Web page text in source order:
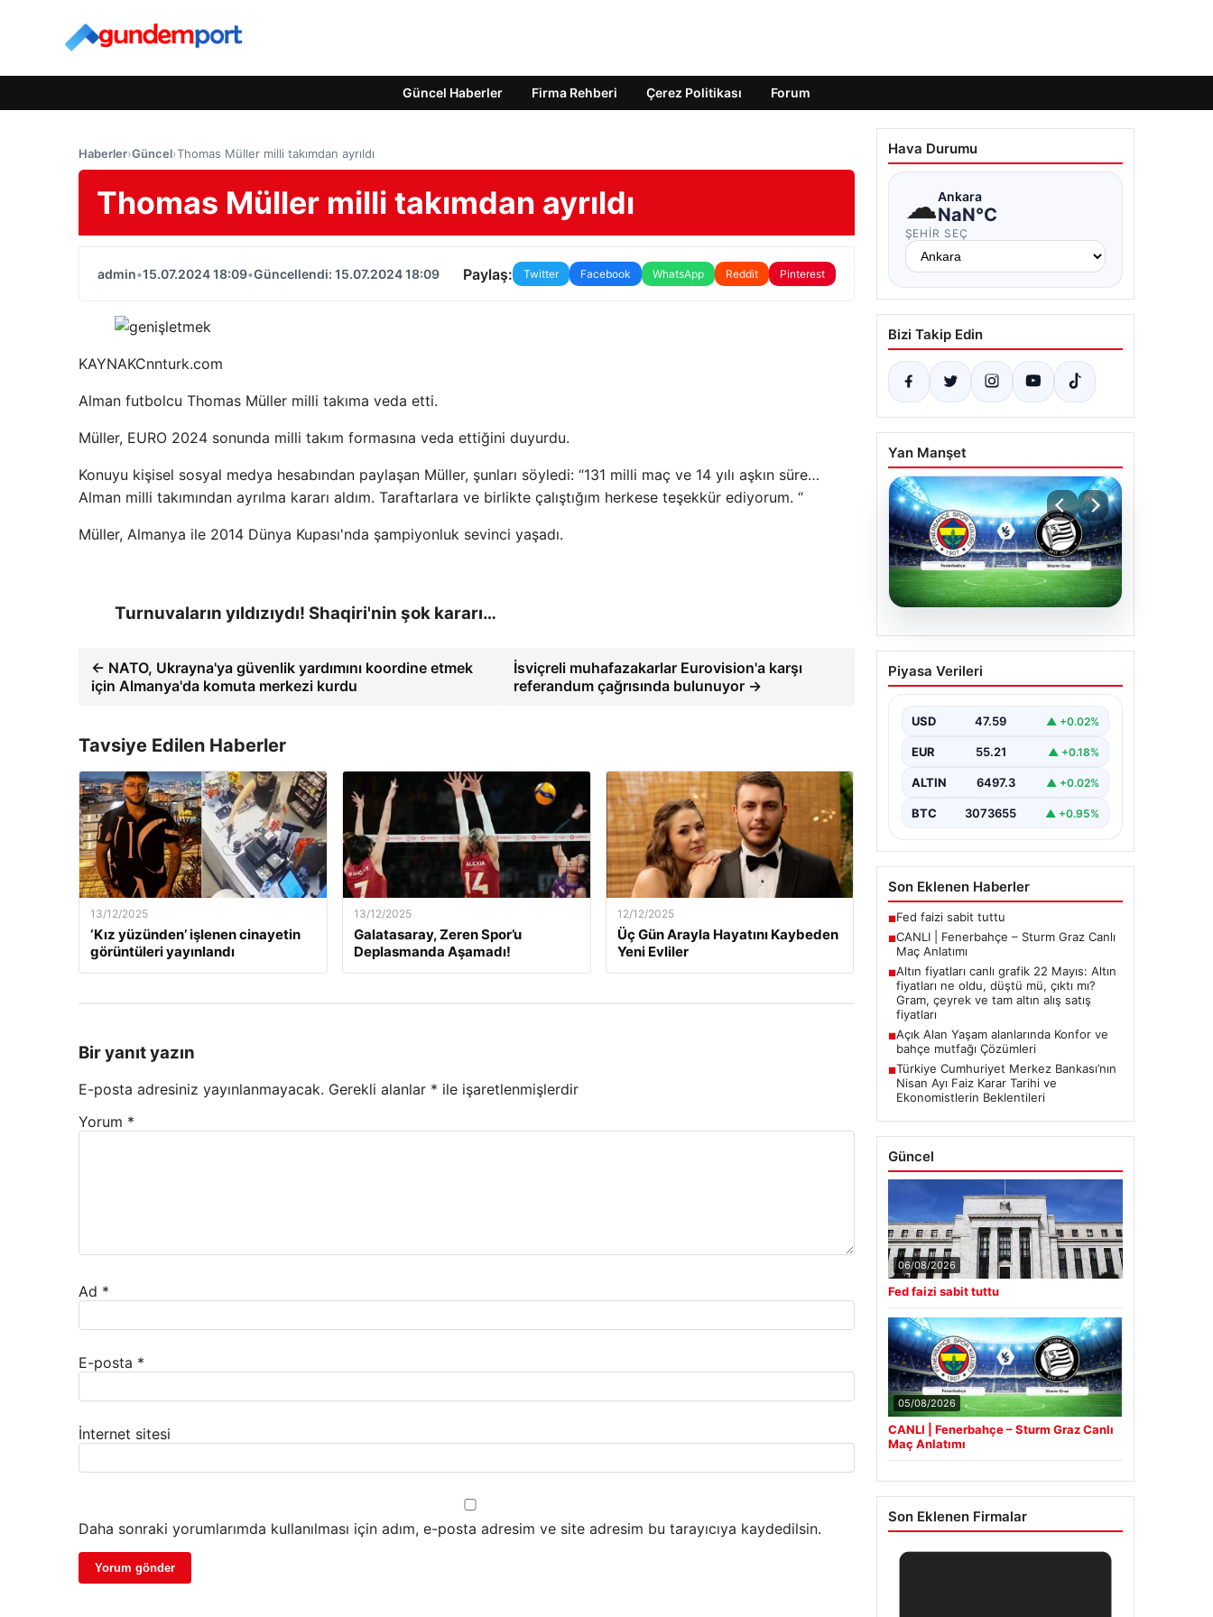
Güncel Haberler Firma Rehberi Çerez Politikası Forum
Haberler›Güncel›Thomas Müller milli takımdan ayrıldı
Thomas Müller milli takımdan ayrıldı
admin•15.07.2024 18:09•Güncellendi: 15.07.2024 18:09 Paylaş: Twitter Facebook WhatsApp Reddit Pinterest
KAYNAKCnnturk.com
Alman futbolcu Thomas Müller milli takıma veda etti.
Müller, EURO 2024 sonunda milli takım formasına veda ettiğini duyurdu.
Konuyu kişisel sosyal medya hesabından paylaşan Müller, şunları söyledi: “131 milli maç ve 14 yılı aşkın süre…
Alman milli takımından ayrılma kararı aldım. Taraftarlara ve birlikte çalıştığım herkese teşekkür ediyorum. “
Müller, Almanya ile 2014 Dünya Kupası'nda şampiyonluk sevinci yaşadı.
Turnuvaların yıldızıydı! Shaqiri'nin şok kararı…
← NATO, Ukrayna'ya güvenlik yardımını koordine etmek
için Almanya'da komuta merkezi kurdu
İsviçreli muhafazakarlar Eurovision'a karşı
referandum çağrısında bulunuyor →
Tavsiye Edilen Haberler
13/12/2025
‘Kız yüzünden’ işlenen cinayetin
görüntüleri yayınlandı
13/12/2025
Galatasaray, Zeren Spor’u
Deplasmanda Aşamadı!
12/12/2025
Üç Gün Arayla Hayatını Kaybeden
Yeni Evliler
Bir yanıt yazın
E-posta adresiniz yayınlanmayacak. Gerekli alanlar * ile işaretlenmişlerdir
Yorum *
Ad *
E-posta *
İnternet sitesi
Daha sonraki yorumlarımda kullanılması için adım, e-posta adresim ve site adresim bu tarayıcıya kaydedilsin.
Hava Durumu
☁Ankara
NaN°C
ŞEHIR SEÇ
Bizi Takip Edin
Yan Manşet
05.08.2026
CANLI | Fenerbahçe –
Sturm Graz Canlı Maç
Piyasa Verileri
USD 47.59 ▲ +0.02%
EUR 55.21 ▲ +0.18%
ALTIN 6497.3 ▲ +0.02%
BTC 3073655 ▲ +0.95%
Son Eklenen Haberler
■Fed faizi sabit tuttu
■CANLI | Fenerbahçe – Sturm Graz Canlı
Maç Anlatımı
■Altın fiyatları canlı grafik 22 Mayıs: Altın
fiyatları ne oldu, düştü mü, çıktı mı?
Gram, çeyrek ve tam altın alış satış
fiyatları
■Açık Alan Yaşam alanlarında Konfor ve
bahçe mutfağı Çözümleri
■Türkiye Cumhuriyet Merkez Bankası’nın
Nisan Ayı Faiz Karar Tarihi ve
Ekonomistlerin Beklentileri
Güncel
06/08/2026
Fed faizi sabit tuttu
05/08/2026
CANLI | Fenerbahçe – Sturm Graz Canlı
Maç Anlatımı
Son Eklenen Firmalar